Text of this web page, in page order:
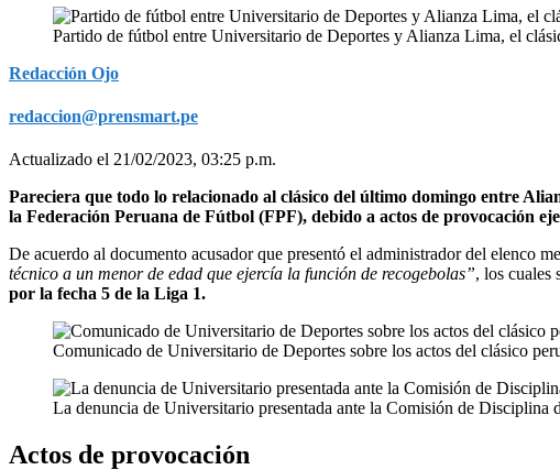
Partido de fútbol entre Universitario de Deportes y Alianza Lima, el
Redacción Ojo
redaccion@prensmart.pe
Actualizado el 21/02/2023, 03:25 p.m.
Pareciera que todo lo relacionado al clásico del último domingo entre
la Federación Peruana de Fútbol (FPF), debido a actos de provocación
De acuerdo al documento acusador que presentó el administrador del elenco
técnico a un menor de edad que ejercía la función de recogebolas”, los cuales
por la fecha 5 de la Liga 1.
Comunicado de Universitario de Deportes sobre los actos del clásico
La denuncia de Universitario presentada ante la Comisión de Disciplina
Actos de provocación